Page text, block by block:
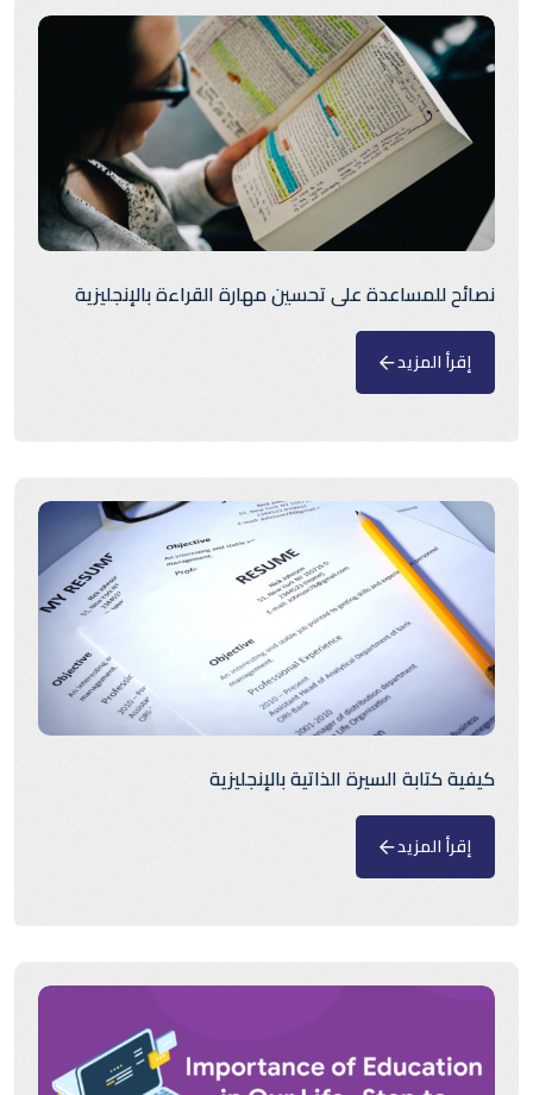
نصائح للمساعدة على تحسين مهارة القراءة بالإنجليزية
إقرأ المزيد
كيفية كتابة السيرة الذاتية بالإنجليزية
إقرأ المزيد